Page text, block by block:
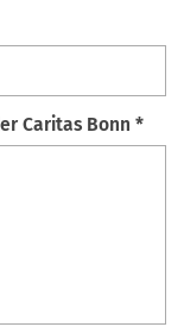
Caritas Bonn *